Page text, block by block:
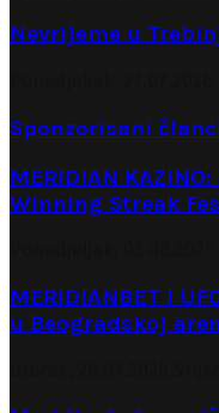
Nevrijeme u
Sponzorisani
MERIDIAN
Winning Streak
MERIDIANBET I
u Beogradskoj